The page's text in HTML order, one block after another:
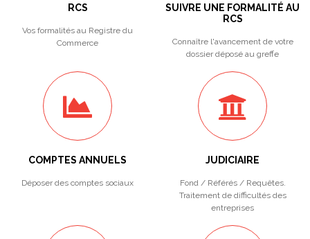
RCS
Vos formalités au Registre du
Commerce
SUIVRE UNE FORMALITÉ AU
RCS
Connaître l'avancement de votre
dossier déposé au greffe
COMPTES ANNUELS
Déposer des comptes sociaux
JUDICIAIRE
Fond / Référés / Requêtes.
Traitement de difficultés des
entreprises